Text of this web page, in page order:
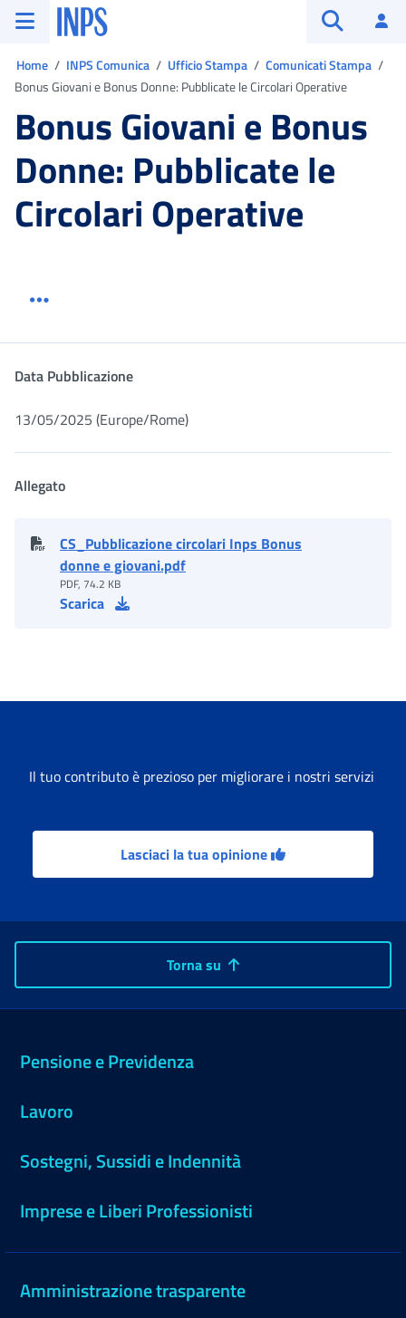
Vai al menu principale
Vai al contenuto principale
Vai al pie' di pagina
INPS ()
Home INPS Comunica Ufficio Stampa
Comunicati Stampa
Bonus Giovani e Bonus Donne: Pubblicate le Circolari Operative
Bonus Giovani e Bonus
Donne: Pubblicate le
Circolari Operative
Dettaglio
Data Pubblicazione
13/05/2025 (Europe/Rome)
Allegato
CS_Pubblicazione circolari Inps Bonus
donne e giovani.pdf
PDF, 74.2 KB
Scarica
Il tuo contributo è prezioso per migliorare i nostri servizi
Lasciaci la tua opinione
Torna su
Pensione e Previdenza
Lavoro
Sostegni, Sussidi e Indennità
Imprese e Liberi Professionisti
Amministrazione trasparente